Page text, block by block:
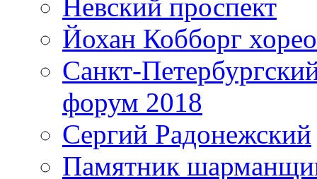
Невский проспект
Йохан Кобборг
Санкт-
форум 2018
Сергий Радонежский
Памятник